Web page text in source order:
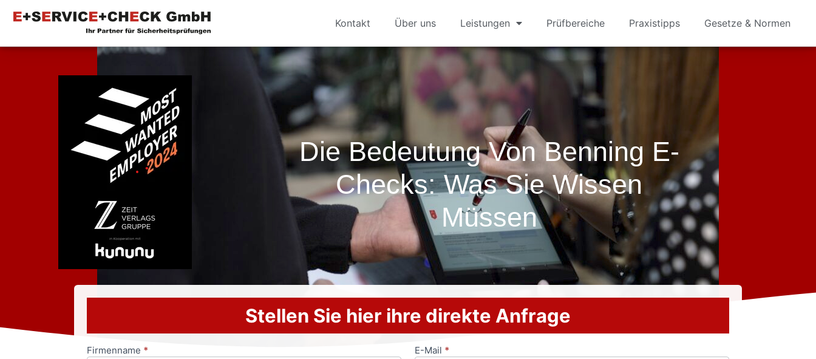
Kontakt Über uns Leistungen Prüfbereiche Praxistipps Gesetze & Normen
Die Bedeutung Von Benning E-
Checks: Was Sie Wissen
Müssen
Stellen Sie hier ihre direkte Anfrage
Anfrageformular
Firmenname * E-Mail *